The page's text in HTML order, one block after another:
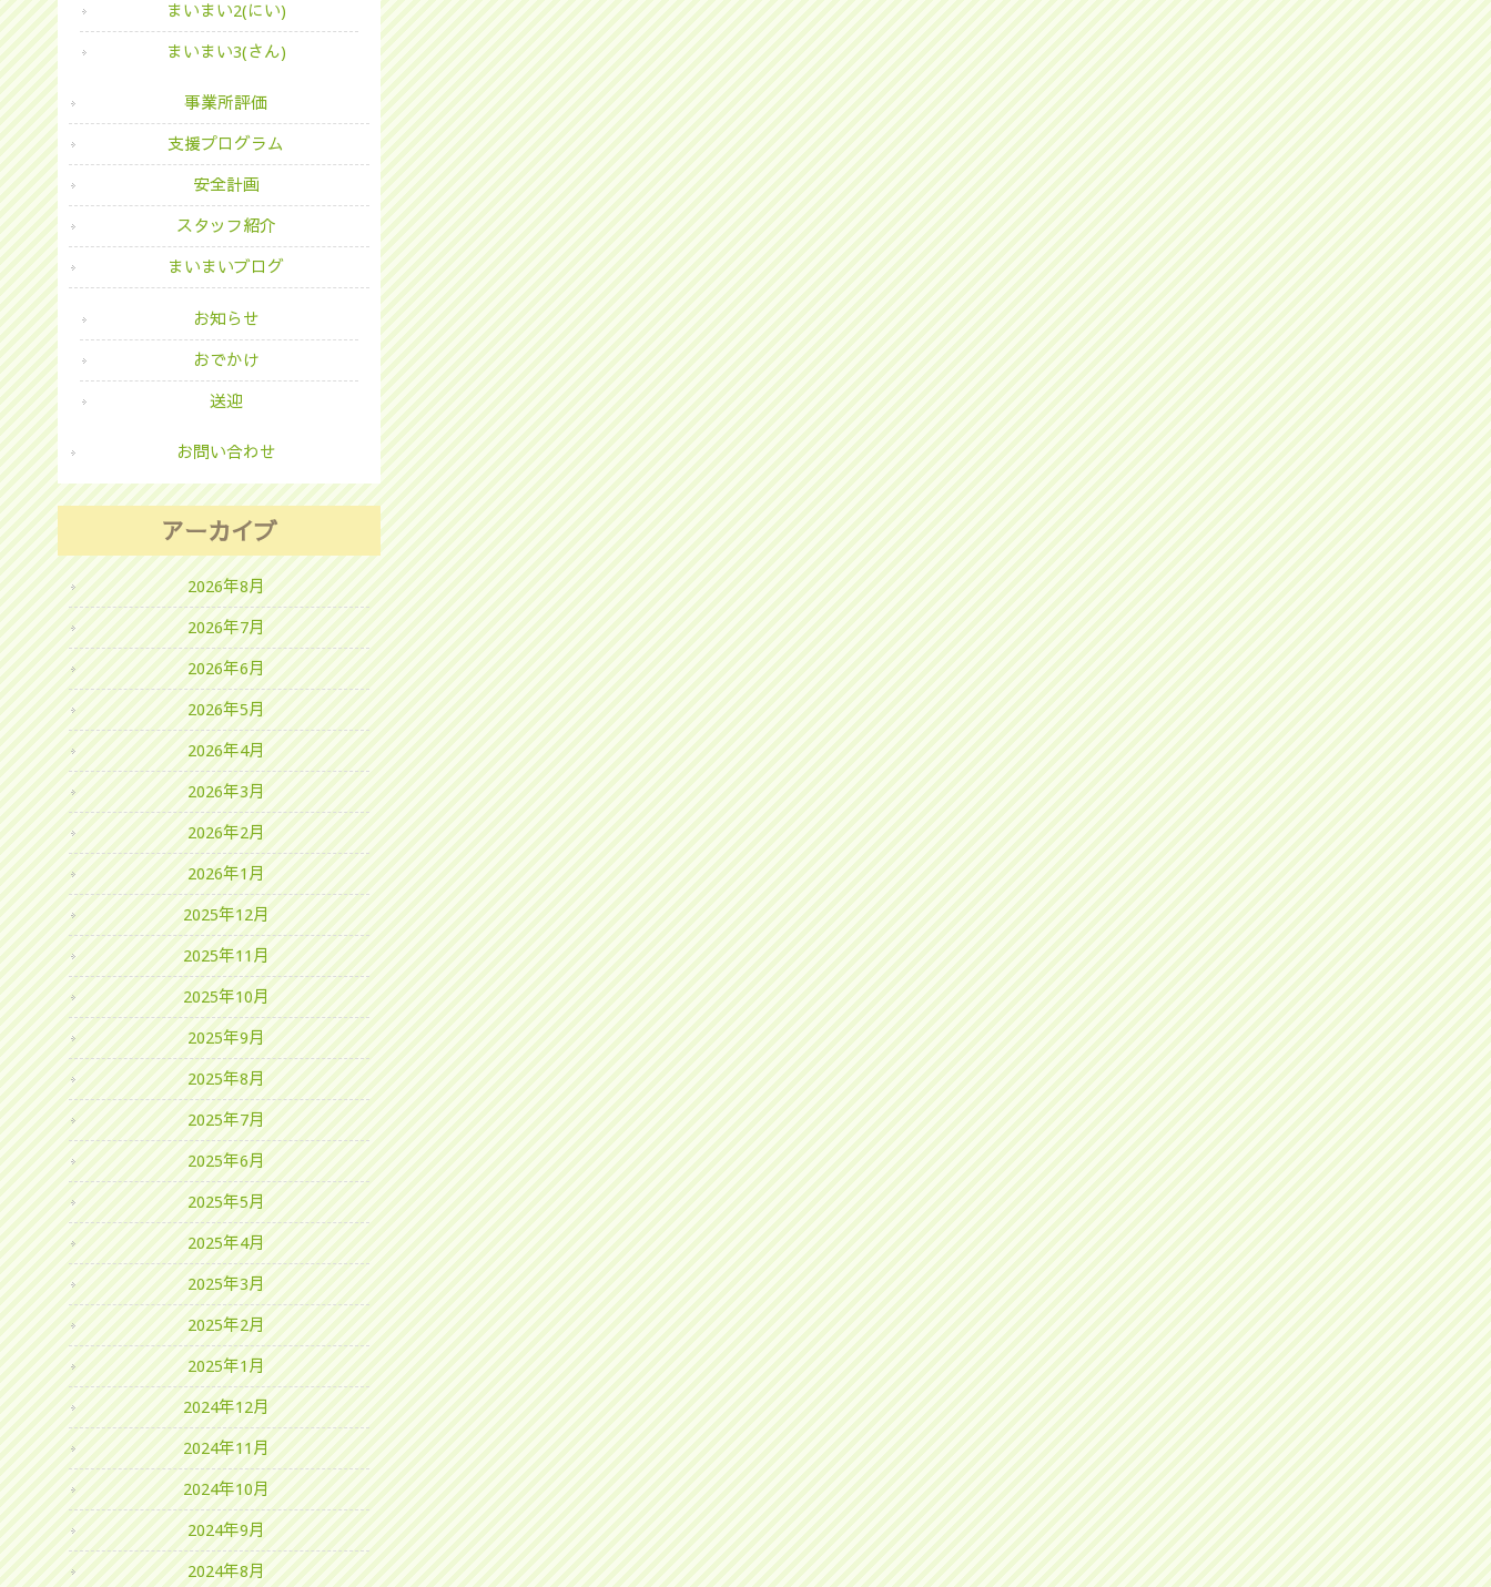
まいまい2(にい)
まいまい3(さん)
事業所評価
支援プログラム
安全計画
スタッフ紹介
まいまいブログ
お知らせ
おでかけ
送迎
お問い合わせ
アーカイブ
2026年8月
2026年7月
2026年6月
2026年5月
2026年4月
2026年3月
2026年2月
2026年1月
2025年12月
2025年11月
2025年10月
2025年9月
2025年8月
2025年7月
2025年6月
2025年5月
2025年4月
2025年3月
2025年2月
2025年1月
2024年12月
2024年11月
2024年10月
2024年9月
2024年8月